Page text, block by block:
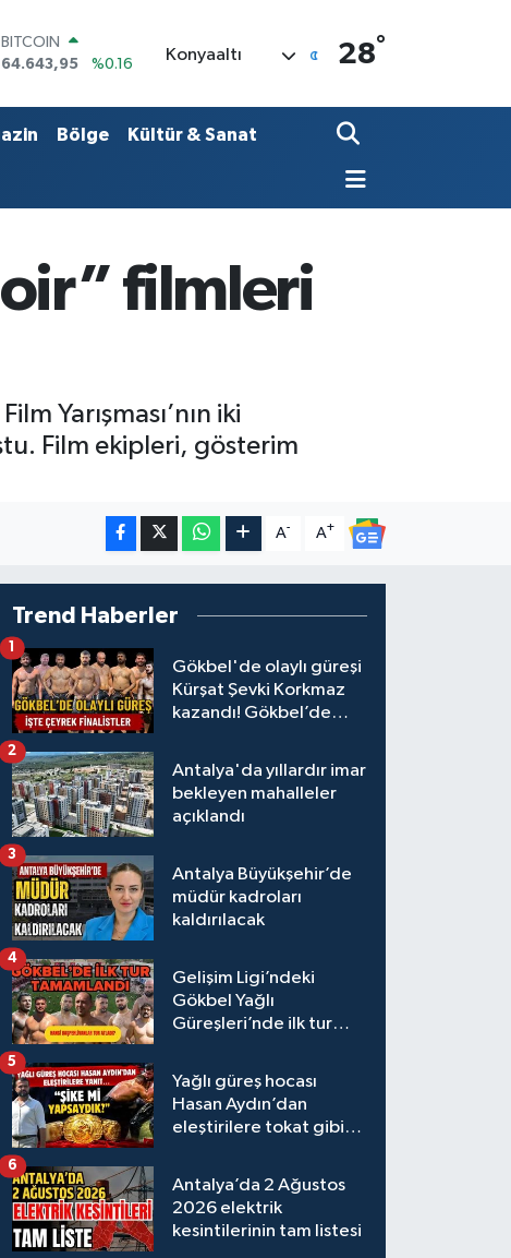
DOLAR
47,6006
%0.06
55,0250
%0.02
STERLİN
BITCOIN
64.643,95
%0.16
Konyaaltı 28°
Bölge Kültür & Sanat
filmleri
Yarışması’nın iki
Film ekipleri, gösterim
A- A+
Trend Haberler
Gökbel'de olaylı güreşi
Kürşat Şevki Korkmaz
kazandı! Gökbel’de
Gürbüz elendi!
1
Antalya'da yıllardır imar
bekleyen mahalleler
açıklandı
2
Antalya Büyükşehir’de
müdür kadroları
kaldırılacak
3
Gelişim Ligi’ndeki
Gökbel Yağlı
Güreşleri’nde ilk tur
4
Yağlı güreş hocası
Hasan Aydın’dan
eleştirilere tokat gibi
5
Antalya’da 2 Ağustos
2026 elektrik
kesintilerinin tam listesi
6